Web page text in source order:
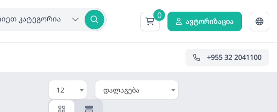
კატეგორია 0
ავტორიზაცია
+955 32 2041100
12 დალაგება